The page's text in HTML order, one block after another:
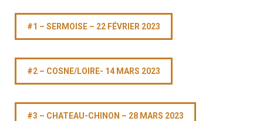
#1 – SERMOISE – 22 FÉVRIER 2023
#2 – COSNE/LOIRE- 14 MARS 2023
#3 – CHATEAU-CHINON – 28 MARS 2023